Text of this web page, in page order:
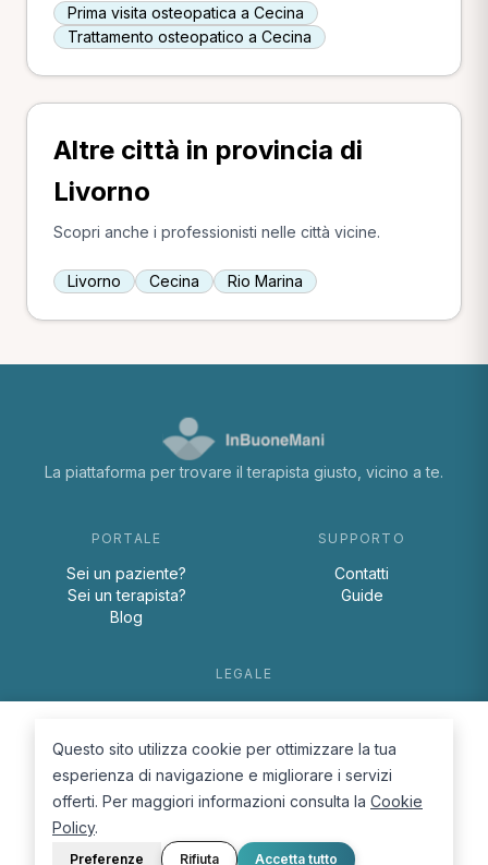
Prima visita osteopatica a Cecina
Trattamento osteopatico a Cecina
Altre città in provincia di
Livorno
Scopri anche i professionisti nelle città vicine.
Livorno Cecina Rio Marina
La piattaforma per trovare il terapista giusto, vicino a te.
PORTALE
Sei un paziente?
Sei un terapista?
Blog
SUPPORTO
Contatti
Guide
LEGALE
Cookie Policy
Questo sito utilizza cookie per ottimizzare la tua
esperienza di navigazione e migliorare i servizi
offerti. Per maggiori informazioni consulta la Cookie
Policy.
Preferenze Rifiuta Accetta tutto